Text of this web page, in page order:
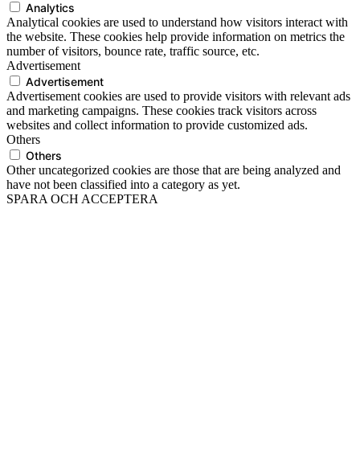
Analytics
Analytical cookies are used to understand how visitors interact with
the website. These cookies help provide information on metrics the
number of visitors, bounce rate, traffic source, etc.
Advertisement
Advertisement
Advertisement cookies are used to provide visitors with relevant ads
and marketing campaigns. These cookies track visitors across
websites and collect information to provide customized ads.
Others
Others
Other uncategorized cookies are those that are being analyzed and
have not been classified into a category as yet.
SPARA OCH ACCEPTERA